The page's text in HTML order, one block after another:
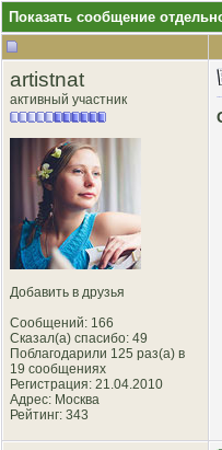
Показать сообщение
artistnat
активный участник
Добавить в друзья
Сообщений: 166
Сказал(а) спасибо: 49
Поблагодарили 125 раз(а) в
19 сообщениях
Регистрация: 21.04.2010
Адрес: Москва
Рейтинг: 343